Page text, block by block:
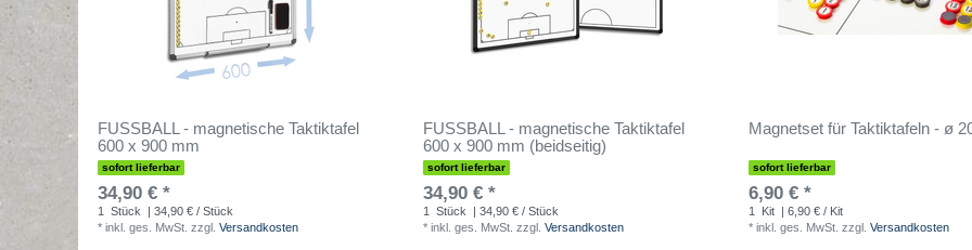
FUSSBALL - magnetische Taktiktafel
600 x 900 mm
sofort lieferbar
34,90 € *
1 Stück
| 34,90 € / Stück
* inkl. ges. MwSt. zzgl. Versandkosten
FUSSBALL - magnetische Taktiktafel
600 x 900 mm (beidseitig)
sofort lieferbar
34,90 € *
1 Stück
| 34,90 € / Stück
* inkl. ges. MwSt. zzgl. Versandkosten
Magnetset für Taktiktafeln - ø
sofort lieferbar
6,90 € *
1 Kit
| 6,90 € / Kit
* inkl. ges. MwSt. zzgl. Versandkosten